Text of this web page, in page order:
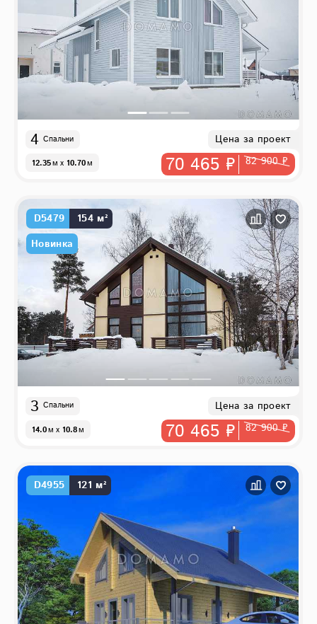
4 Спальни
12.35м x 10.70м
Цена за проект
70 465 ₽ 82 900 ₽
D5479
154 м²
Новинка
3 Спальни
14.0м x 10.8м
Цена за проект
70 465 ₽ 82 900 ₽
D4955 121 м²